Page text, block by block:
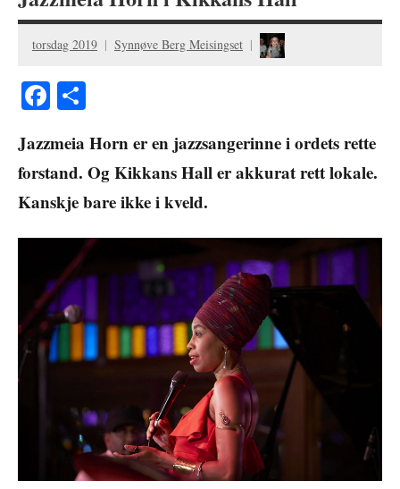
torsdag 2019 Synnøve Berg Meisingset
Facebook
Jazzmeia Horn er en jazzsangerinne i ordets rette
forstand. Og Kikkans Hall er akkurat rett lokale.
Kanskje bare ikke i kveld.